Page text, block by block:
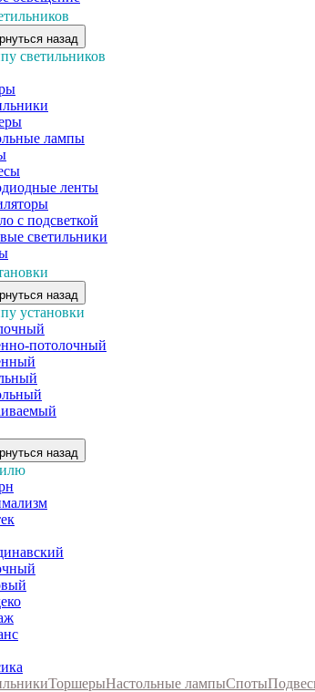
назад
светильников
лампы
ленты
с подсветкой
светильники
назад
установки
потолочный
назад
ТоршерыНастольные лампыСпоты